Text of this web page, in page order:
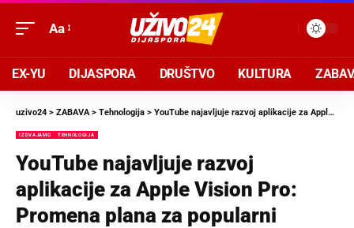
Aa
EX-YU DIJASPORA DRUŠTVO KULTURA
uzivo24 > ZABAVA> Tehnologija > YouTube najavljuje razvoj aplikacije za Apple Vision Pro: Promena plana za popularni streaming servis
IZDVAJAMO TEHNOLOGIJA
YouTube najavljuje razvoj
aplikacije za Apple Vision Pro:
Promena plana za popularni